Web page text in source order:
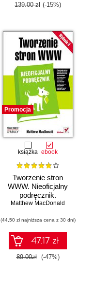
139.00 zł (-15%)
Promocja
książka ebook
Tworzenie stron
WWW. Nieoficjalny
podręcznik.
Wydanie II
Matthew MacDonald
(44,50 zł najniższa cena z 30 dni)
47.17 zł
89.00zł (-47%)